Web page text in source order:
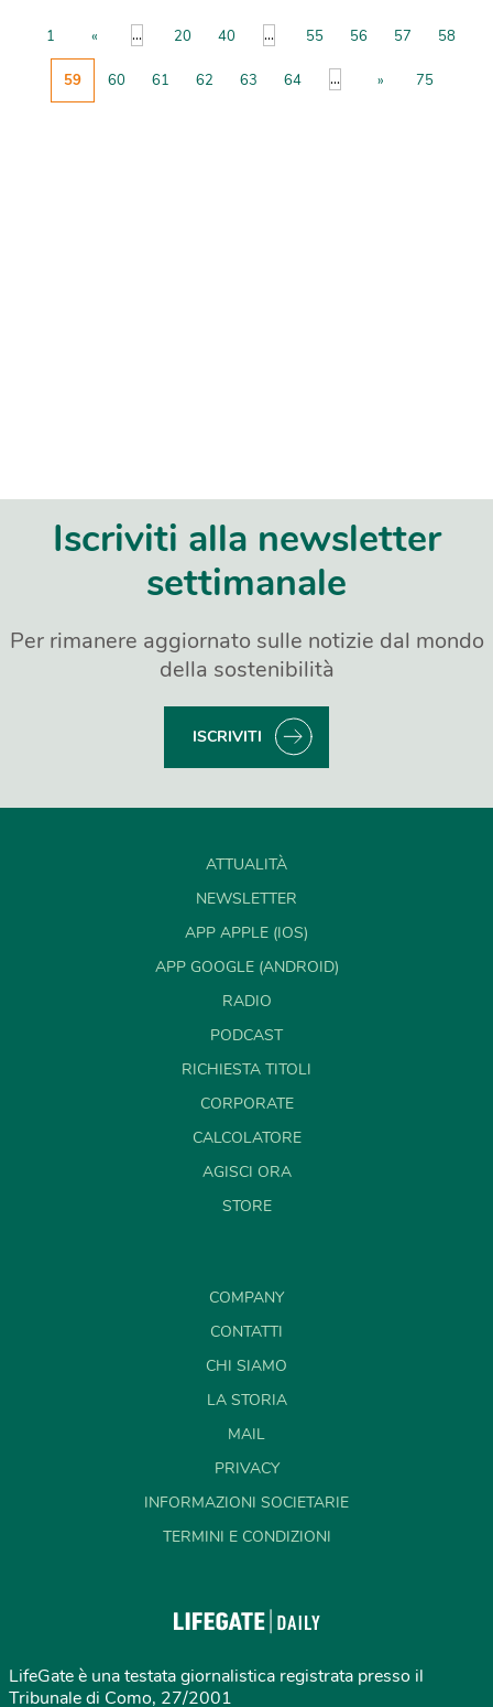
1 « ... 20 40 ... 55 56 57 58
59 60 61 62 63 64 ... » 75
Iscriviti alla newsletter
settimanale
Per rimanere aggiornato sulle notizie dal mondo
della sostenibilità
ISCRIVITI
ATTUALITÀ
NEWSLETTER
APP APPLE (IOS)
APP GOOGLE (ANDROID)
RADIO
PODCAST
RICHIESTA TITOLI
CORPORATE
CALCOLATORE
AGISCI ORA
STORE
COMPANY
CONTATTI
CHI SIAMO
LA STORIA
MAIL
PRIVACY
INFORMAZIONI SOCIETARIE
TERMINI E CONDIZIONI
LifeGate è una testata giornalistica registrata presso il
Tribunale di Como, 27/2001